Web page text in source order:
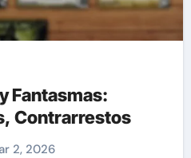
Fantasmas:
Contrarrestos
2, 2026